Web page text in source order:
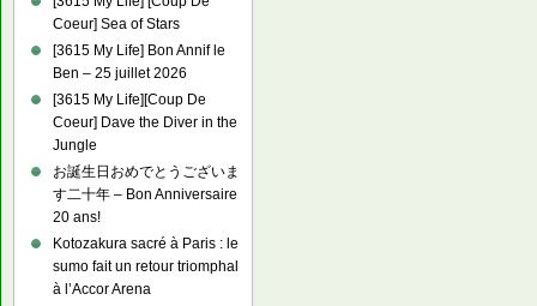
Coeur] Sea of Stars
[3615 My Life] Bon Annif le
Ben – 25 juillet 2026
[3615 My Life][Coup De
Coeur] Dave the Diver in the
Jungle
お誕生日おめでとうございま
す二十年 – Bon Anniversaire
20 ans!
Kotozakura sacré à Paris : le
sumo fait un retour triomphal
à l’Accor Arena